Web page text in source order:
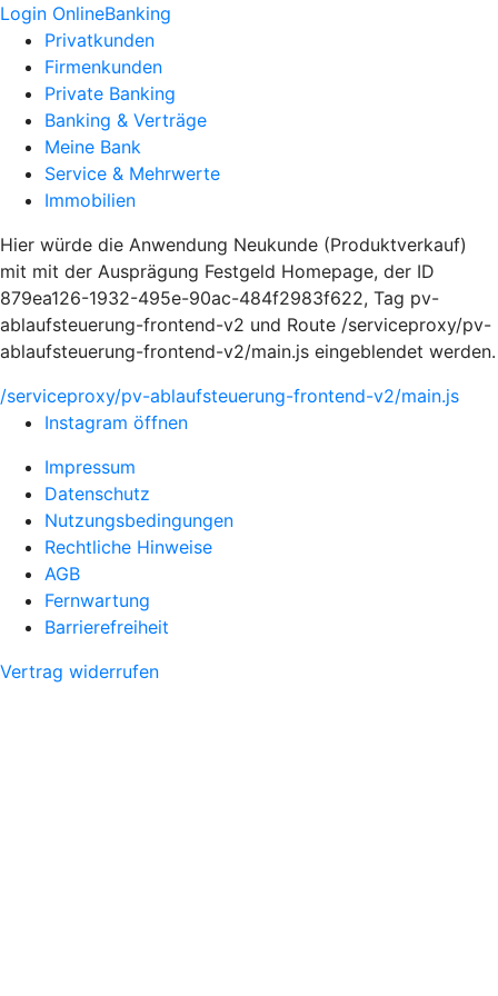
Login OnlineBanking
Privatkunden
Firmenkunden
Private Banking
Banking & Verträge
Meine Bank
Service & Mehrwerte
Immobilien
Hier würde die Anwendung Neukunde (Produktverkauf)
mit mit der Ausprägung Festgeld Homepage, der ID
879ea126-1932-495e-90ac-484f2983f622, Tag pv-
ablaufsteuerung-frontend-v2 und Route /serviceproxy/pv-
ablaufsteuerung-frontend-v2/main.js eingeblendet werden.
/serviceproxy/pv-ablaufsteuerung-frontend-v2/main.js
Instagram öffnen
Impressum
Datenschutz
Nutzungsbedingungen
Rechtliche Hinweise
AGB
Fernwartung
Barrierefreiheit
Vertrag widerrufen